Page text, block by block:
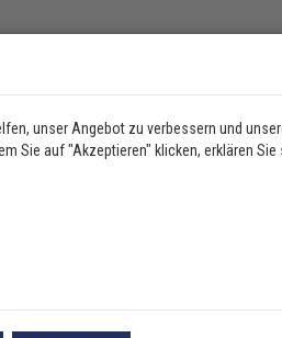
Mustang
unser Angebot zu verbessern und
Sie auf "Akzeptieren" klicken, erklären Sie